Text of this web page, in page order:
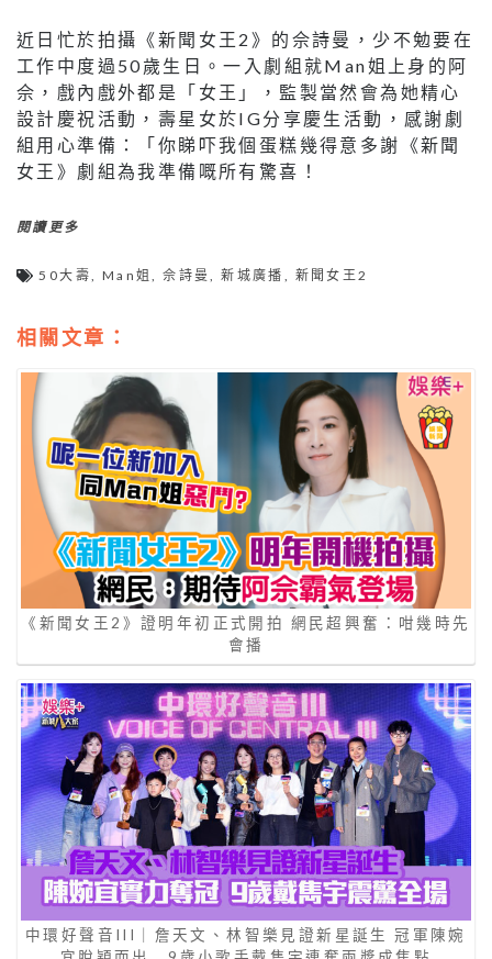
近日忙於拍攝《新聞女王2》的佘詩曼，少不勉要在
工作中度過50歲生日。一入劇組就Man姐上身的阿
佘，戲內戲外都是「女王」，監製當然會為她精心
設計慶祝活動，壽星女於IG分享慶生活動，感謝劇
組用心準備：「你睇吓我個蛋糕幾得意多謝《新聞
女王》劇組為我準備嘅所有驚喜！
閱讀更多
50大壽, Man姐,佘詩曼,新城廣播 , 新聞女王2
相關文章：
《新聞女王2》證明年初正式開拍 網民超興奮：咁幾時先
會播
中環好聲音III｜詹天文、林智樂見證新星誕生 冠軍陳婉